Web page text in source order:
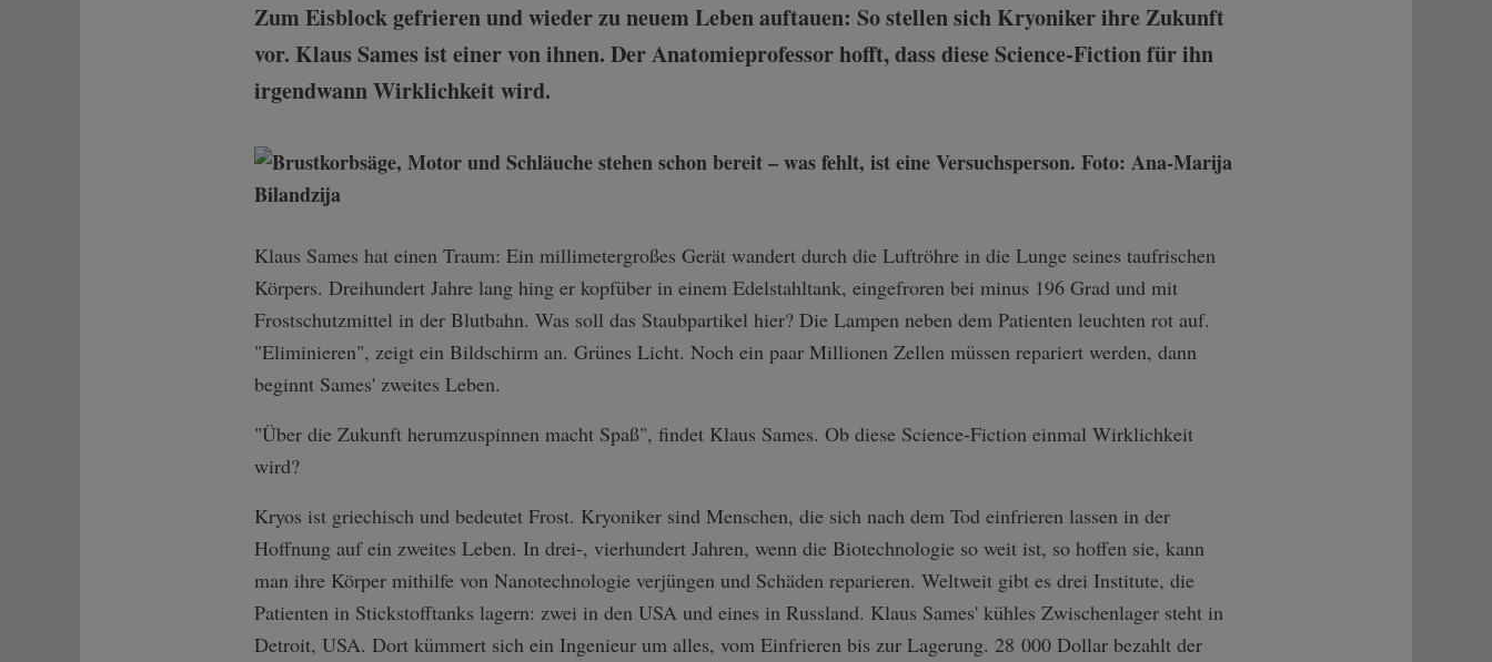
Zum Eisblock gefrieren und wieder zu neuem Leben auftauen: So stellen sich Kryoniker ihre Zukunft
vor. Klaus Sames ist einer von ihnen. Der Anatomieprofessor hofft, dass diese Science-Fiction für ihn
irgendwann Wirklichkeit wird.
Klaus Sames hat einen Traum: Ein millimetergroßes Gerät wandert durch die Luftröhre in die Lunge seines taufrischen
Körpers. Dreihundert Jahre lang hing er kopfüber in einem Edelstahltank, eingefroren bei minus 196 Grad und mit
Frostschutzmittel in der Blutbahn. Was soll das Staubpartikel hier? Die Lampen neben dem Patienten leuchten rot auf.
"Eliminieren", zeigt ein Bildschirm an. Grünes Licht. Noch ein paar Millionen Zellen müssen repariert werden, dann
beginnt Sames' zweites Leben.
"Über die Zukunft herumzuspinnen macht Spaß", findet Klaus Sames. Ob diese Science-Fiction einmal Wirklichkeit
wird?
Kryos ist griechisch und bedeutet Frost. Kryoniker sind Menschen, die sich nach dem Tod einfrieren lassen in der
Hoffnung auf ein zweites Leben. In drei-, vierhundert Jahren, wenn die Biotechnologie so weit ist, so hoffen sie, kann
man ihre Körper mithilfe von Nanotechnologie verjüngen und Schäden reparieren. Weltweit gibt es drei Institute, die
Patienten in Stickstofftanks lagern: zwei in den USA und eines in Russland. Klaus Sames' kühles Zwischenlager steht in
Detroit, USA. Dort kümmert sich ein Ingenieur um alles, vom Einfrieren bis zur Lagerung. 28 000 Dollar bezahlt der